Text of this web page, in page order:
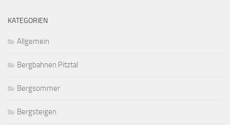
KATEGORIEN
Allgemein
Bergbahnen Pitztal
Bergsommer
Bergsteigen